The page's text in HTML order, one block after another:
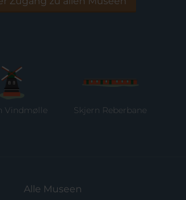
Skjern Reberbane
Alle Museen